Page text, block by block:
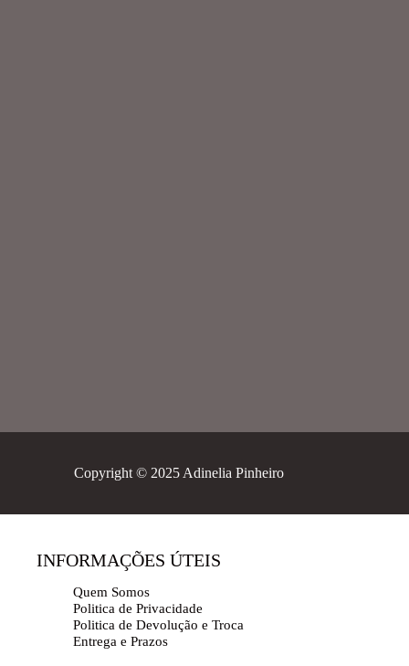
Copyright © 2025 Adinelia Pinheiro
INFORMAÇÕES ÚTEIS
Quem Somos
Politica de Privacidade
Politica de Devolução e Troca
Entrega e Prazos